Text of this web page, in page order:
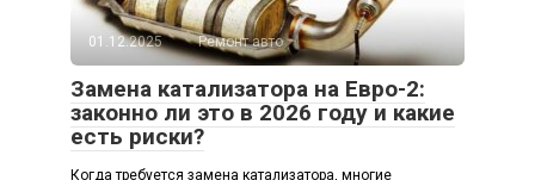
01.12.2025 Ремонт авто
Замена катализатора на Евро-2:
законно ли это в 2026 году и какие
есть риски?
Когда требуется замена катализатора, многие